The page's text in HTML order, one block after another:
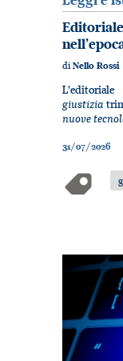
diNello Rossi
giustizia
nuove
31/07/2026